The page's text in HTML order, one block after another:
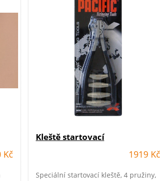
Kč
Kleště startovací
1919 Kč
Speciální startovací kleště, 4 pružiny,